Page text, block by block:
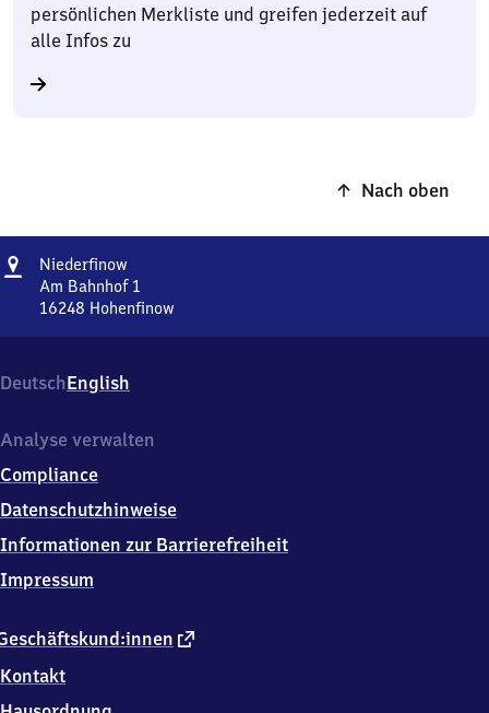
persönlichen Merkliste und greifen jederzeit auf
alle Infos zu
Nach oben
Adresse
Niederfinow
Am Bahnhof 1
16248 Hohenfinow
Bahnhof
1,
6
4
8
DeutschEnglish
externer
Kontakt
Analyse verwalten
Compliance
Datenschutzhinweise
Informationen zur Barrierefreiheit
Impressum